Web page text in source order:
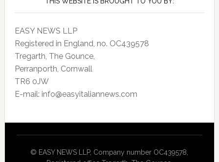
EASY NEWS LLP
Registered in England, no. OC439578
Tregarth, The Gounce,
Perranporth, Cornwall
TR6 0JW
E-mail: info@easyitaliannews.com
© EASY NEWS LLP, Company number OC439578,